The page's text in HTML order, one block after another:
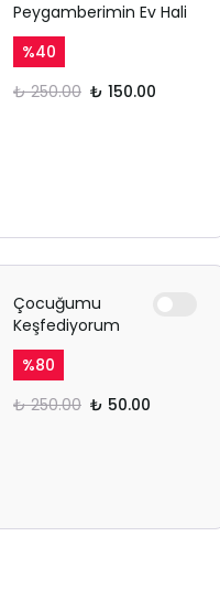
Peygamberimin Ev Hali
%40
₺ 250.00 ₺ 150.00
Çocuğumu
Keşfediyorum
%80
₺ 250.00 ₺ 50.00